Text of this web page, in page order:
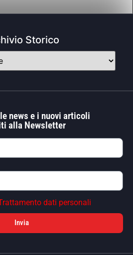
news e i nuovi articoli
alla Newsletter
dati personali
Invia
Storico